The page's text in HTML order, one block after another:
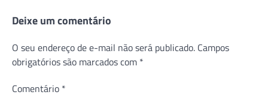
Deixe um comentário
O seu endereço de e-mail não será publicado. Campos
obrigatórios são marcados com *
Comentário *